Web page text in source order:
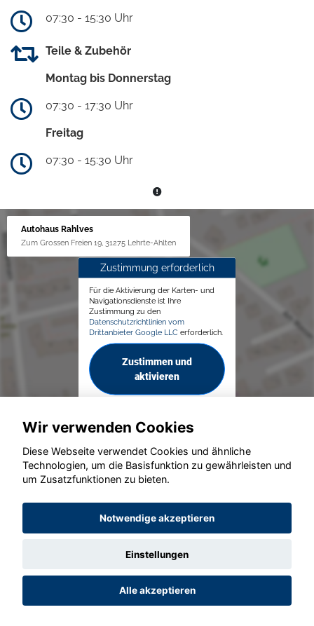
07:30 - 15:30 Uhr
Teile & Zubehör
Montag bis Donnerstag
07:30 - 17:30 Uhr
Freitag
07:30 - 15:30 Uhr
Autohaus Rahlves
Zum Grossen Freien 19, 31275 Lehrte-Ahlten
Zustimmung erforderlich
Für die Aktivierung der Karten- und
Navigationsdienste ist Ihre
Zustimmung zu den
Datenschutzrichtlinien vom
Drittanbieter Google LLC erforderlich.
Zustimmen und
aktivieren
© konjunkturmotor.de GmbH 2020 - 2026
Wir verwenden Cookies
Diese Webseite verwendet Cookies und ähnliche
Technologien, um die Basisfunktion zu gewährleisten und
um Zusatzfunktionen zu bieten.
Notwendige akzeptieren
Einstellungen
Alle akzeptieren